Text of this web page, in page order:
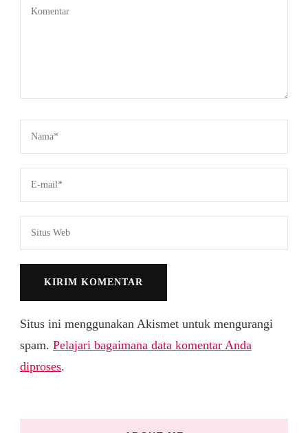
Situs ini menggunakan Akismet untuk mengurangi
spam. Pelajari bagaimana data komentar Anda
diproses.